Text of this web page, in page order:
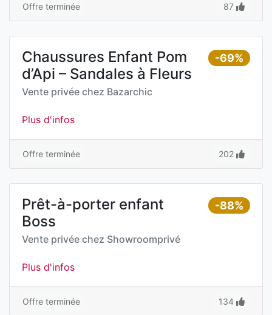
Offre terminée 87
-69%
Chaussures Enfant Pom
d’Api – Sandales à Fleurs
Vente privée chez Bazarchic
Plus d'infos
Offre terminée 202
-88%
Prêt-à-porter enfant
Boss
Vente privée chez Showroomprivé
Plus d'infos
Offre terminée 134